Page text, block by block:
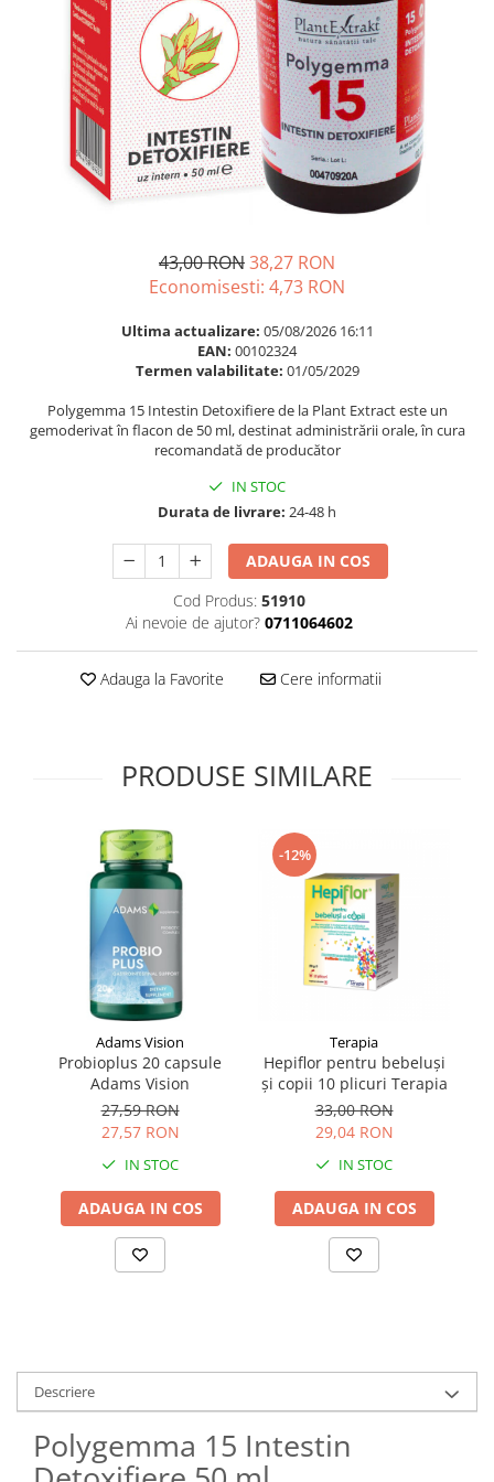
Omega 3
Par si unghii
Probiotice si prebiotice
Sanatate urinara
Sistemul respirator
Somn stres si anxietate
Supliment Complexe
Supliment Magneziu
Supliment Vitamina B
Supliment Vitamina D3
Supliment Vitamina E
Supliment Zinc
Tincturi si Gemoderivate
Tuse gat si respiratie
Vitamine si minerale
Ingrijire par
Balsam masca si tratament
Produse cu SPF Pentru Fata
Repelenti insecte
43,00 RON38,27 RON
Economisesti: 4,73 RON
Ultima actualizare: 05/08/2026 16:11
EAN: 00102324
Termen valabilitate: 01/05/2029
Polygemma 15 Intestin Detoxifiere de la Plant Extract este un
gemoderivat în flacon de 50 ml, destinat administrării orale, în cura
recomandată de producător
IN STOC
Durata de livrare: 24-48 h
ADAUGA IN COS
Cod Produs: 51910
Ai nevoie de ajutor? 0711064602
Adauga la Favorite Cere informatii
PRODUSE SIMILARE
Adams Vision
Probioplus 20 capsule
Adams Vision
27,59 RON
27,57 RON
IN STOC
ADAUGA IN COS
-12%
Terapia
Hepiflor pentru bebeluși
și copii 10 plicuri Terapia
33,00 RON
29,04 RON
IN STOC
ADAUGA IN COS
Descriere
Polygemma 15 Intestin